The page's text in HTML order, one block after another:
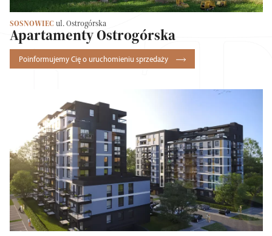
Apartamenty Ostrogórska
SOSNOWIEC ul. Ostrogórska
Poinformujemy Cię o uruchomieniu sprzedaży